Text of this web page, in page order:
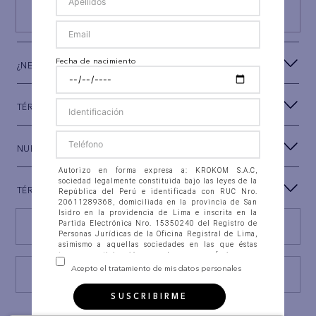
¿NECESITAS AYUDA?
TÉRMINOS Y CONDICIONES
NUESTRA MARCA
TÉRMINOS LEGALES
Encuentra tu tienda
Consulta estado Reclamación
Fecha de nacimiento
Autorizo en forma expresa a: KROKOM S.A.C,
sociedad legalmente constituida bajo las leyes de la
República del Perú e identificada con RUC Nro.
20611289368, domiciliada en la provincia de San
Isidro en la providencia de Lima e inscrita en la
Partida Electrónica Nro. 15350240 del Registro de
Personas Jurídicas de la Oficina Registral de Lima,
asimismo a aquellas sociedades en las que éstas
tengan participación, con las que se fusionen o
integren (en adelante “la Compañía”), para que
automatizados, así como en ficheros físicos, accedan,
intercambien, consulten, soliciten, suministren,
reporten, divulguen, transfieran, transmitan,
Acepto el tratamiento de mis datos personales
SUSCRIBIRME